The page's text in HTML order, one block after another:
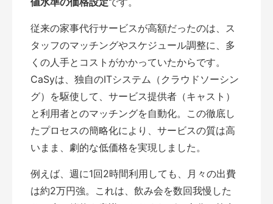
従来の家事代行サービスが高額だったのは、ス
タッフのマッチングやスケジュール調整に、多
くの人手とコストがかかっていたからです。
CaSyは、独自のITシステム（クラウドソーシン
グ）を駆使して、サービス提供者（キャスト）
と利用者とのマッチングを自動化。この徹底し
たプロセスの簡略化により、サービスの質は高
いまま、劇的な低価格を実現しました。
例えば、週に1回2時間利用しても、月々の出費
は約2万円強。これは、飲み会を数回我慢した